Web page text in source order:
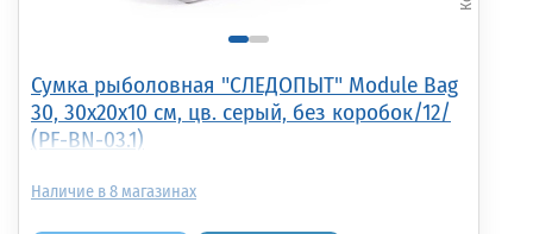
Сумка рыболовная "СЛЕДОПЫТ" Module Bag
30, 30х20х10 см, цв. серый, без коробок/12/
(PF-BN-03.1)
8